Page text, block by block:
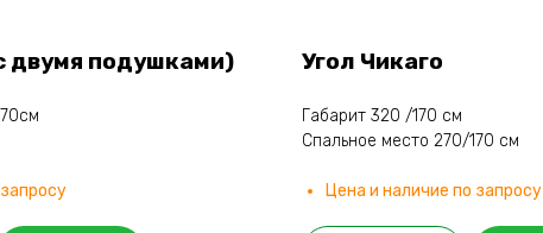
двумя подушками) Угол Чикаго
Габарит 320 /170 см
Спальное место 270/170 см
Цена и наличие по запросу